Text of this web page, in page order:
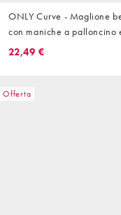
ONLY Curve - Maglione
con maniche a palloncino
motivo Fair Isle
22,49 €
Offerta